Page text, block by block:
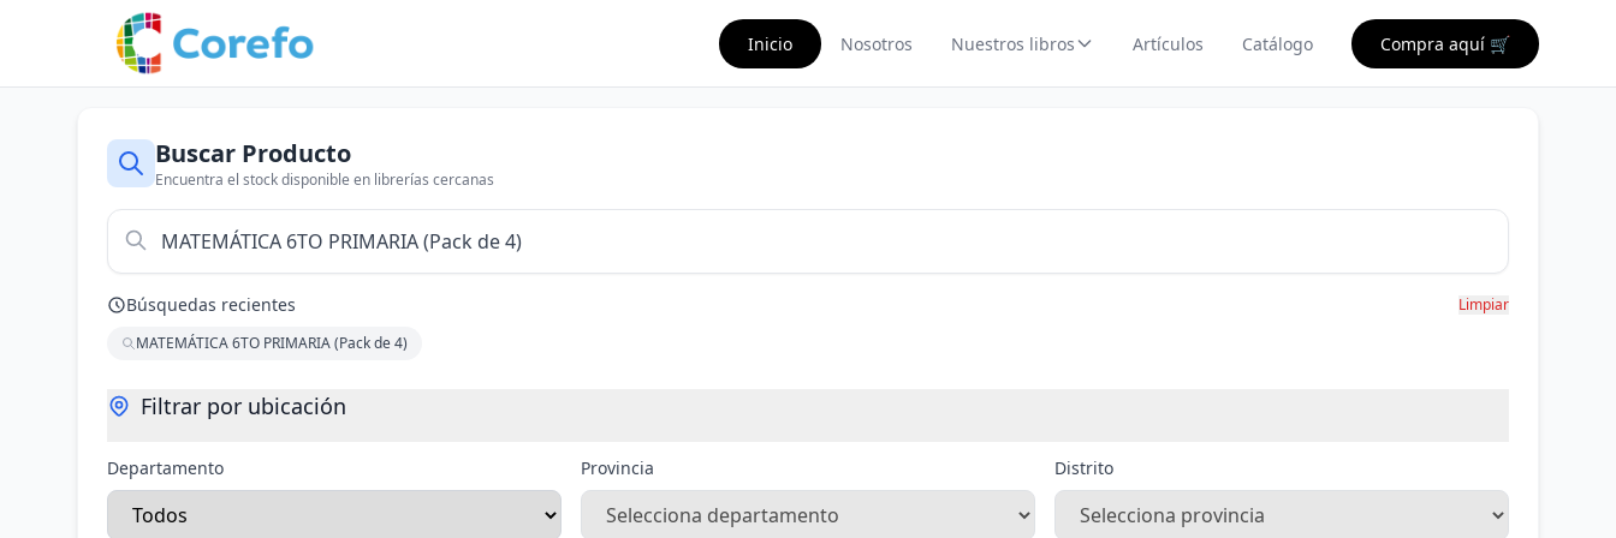
Inicio Nosotros Nuestros libros Artículos Catálogo Compra aquí 🛒
Buscar Producto
Encuentra el stock disponible en librerías cercanas
Búsquedas recientes
Limpiar
MATEMÁTICA 6TO PRIMARIA (Pack de 4)
Filtrar por ubicación
Departamento Provincia Distrito